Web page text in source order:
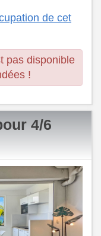
de cet
pas disponible
!
4/6
Next